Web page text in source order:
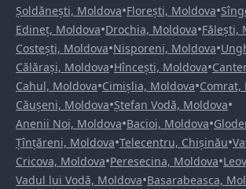
Șoldănești, Moldova•Florești, Moldova•
Edineț, Moldova•Drochia, Moldova•Fălești,
Costești, Moldova•Nisporeni, Moldova•
Călărași, Moldova•Hîncești, Moldova•
Cahul, Moldova•Cimișlia, Moldova•Comrat,
Căușeni, Moldova•Ștefan Vodă, Moldova•
Anenii Noi, Moldova•Bacioi, Moldova•
Țînțăreni, Moldova•Telecentru, Chișinău•
Cricova, Moldova•Peresecina, Moldova•
Vadul lui Vodă, Moldova•Basarabeasca,